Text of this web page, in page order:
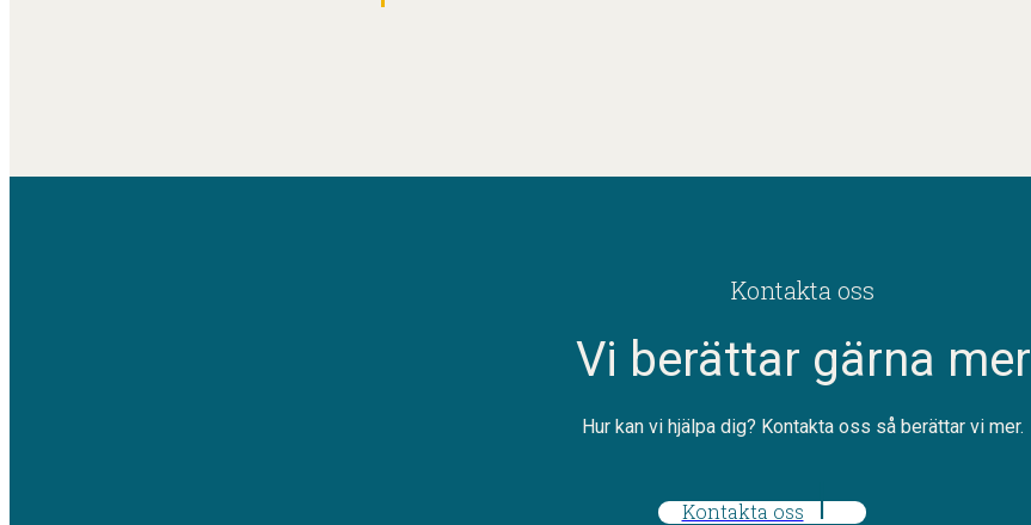
Kontakta oss
Vi berättar gärna mer
Hur kan vi hjälpa dig? Kontakta oss så berättar vi mer.
Kontakta oss